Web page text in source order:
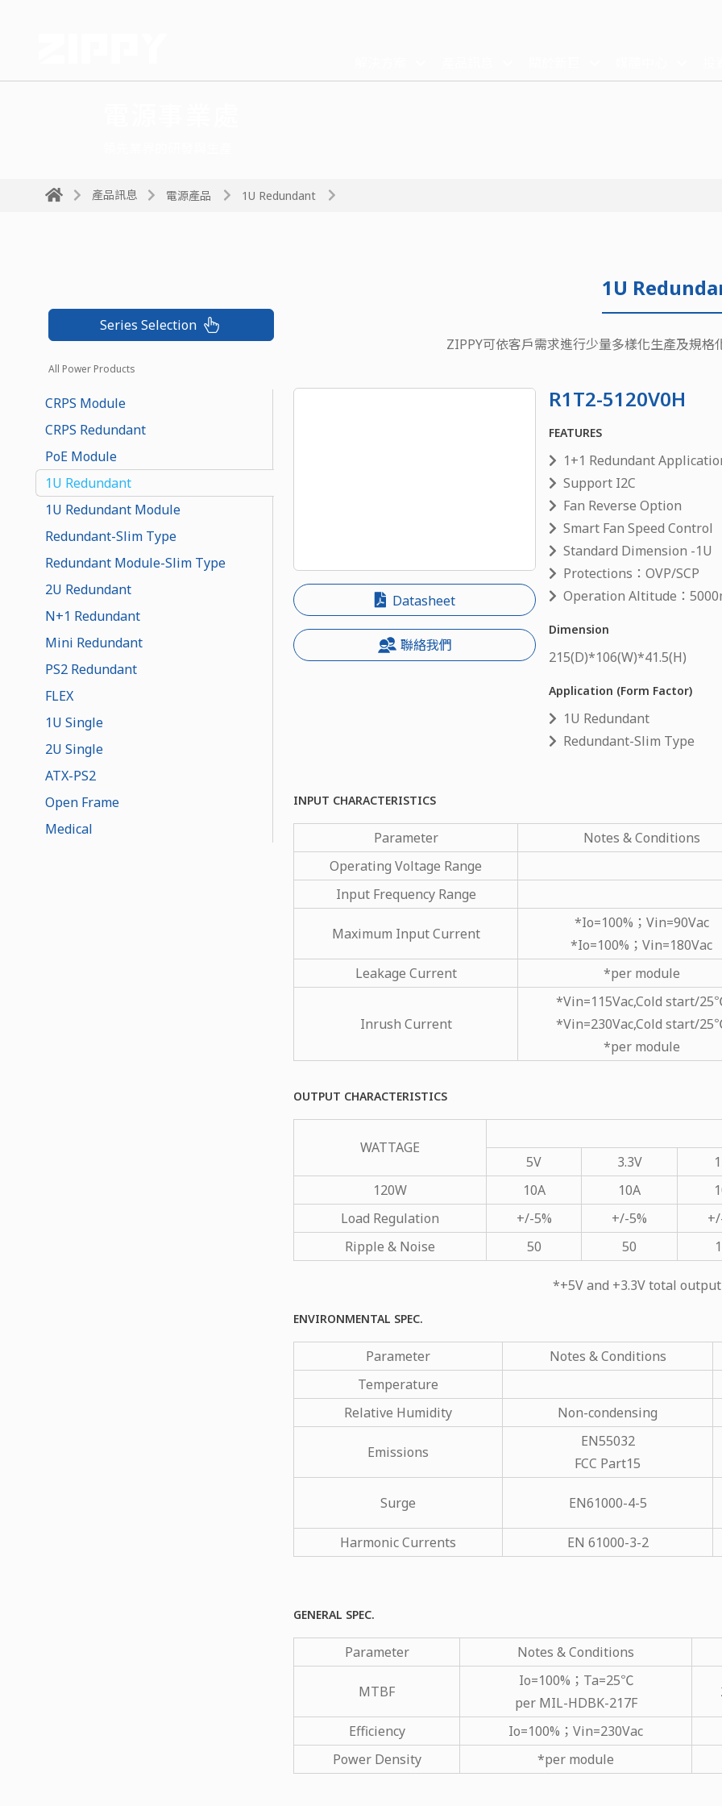
產品訊息 電源產品 1U Redundant
Series Selection
All Power Products
CRPS Module
CRPS Redundant
PoE Module
1U Redundant
1U Redundant Module
Redundant-Slim Type
Redundant Module-Slim Type
2U Redundant
N+1 Redundant
Mini Redundant
PS2 Redundant
FLEX
1U Single
2U Single
ATX-PS2
Open Frame
Medical
1U
ZIPPY可依客戶需求進行少量多樣化生產及規格
Datasheet
聯絡我們
R1T2-5120V0H
FEATURES
1+1 Redundant
Support I2C
Fan Reverse Option
Smart Fan Speed Control
Standard Dimension -1U
Protections：OVP/SCP
Operation Altitude：
Dimension
215(D)*106(W)*41.5(H)
Application (Form Factor)
1U Redundant
Redundant-Slim Type
INPUT CHARACTERISTICS
Parameter Notes & Conditions
Operating Voltage Range
Input Frequency Range
Maximum Input Current
*Io=100%；Vin=90Vac
*Io=100%；Vin=180Vac
Leakage Current *per module
Inrush Current
*Vin=115Vac,Cold start/
*Vin=230Vac,Cold start/
*per module
OUTPUT CHARACTERISTICS
WATTAGE
5V
3.3V
120W
10A 10A
Load Regulation
+/-5% +/-5%
Ripple & Noise
50 50
*+5V and +3.3V total
ENVIRONMENTAL SPEC.
Parameter Notes & Conditions
Temperature
Relative Humidity
Non-condensing
Emissions
EN55032
FCC Part15
Surge EN61000-4-5
Harmonic Currents
EN 61000-3-2
GENERAL SPEC.
Parameter Notes & Conditions
MTBF
Io=100%；Ta=25℃
per MIL-HDBK-217F
Efficiency Io=100%；Vin=230Vac
Power Density
*per module